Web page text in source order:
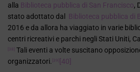
alla Biblioteca pubblica di San Francisco,
stato adottato dal
Biblioteca pubblica di
2016 e da allora ha viaggiato in varie
centri ricreativi e parchi negli Stati Uniti,
[38] Tali eventi a volte suscitano
organizzatori.
[39] [40]